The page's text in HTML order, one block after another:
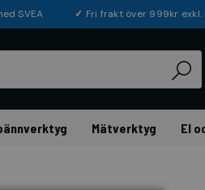
med SVEA ✓ Fri frakt över 999kr exkl.
Mätverktyg El